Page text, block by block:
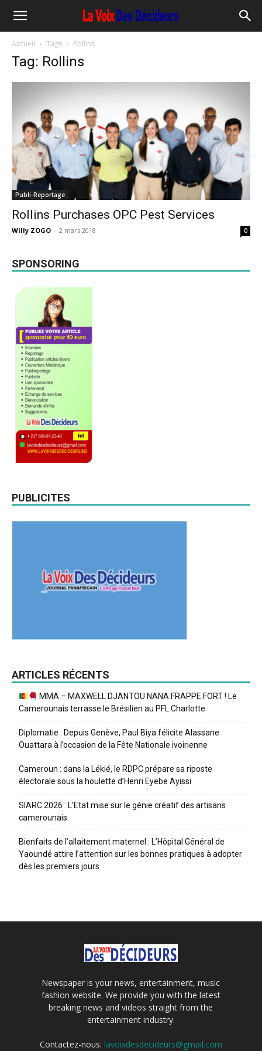
Accueil Tags Rollins
Tag: Rollins
Publi-Reportage
Rollins Purchases OPC Pest Services
Willy ZOGO - 2 mars 2018 0
SPONSORING
PUBLICITES
ARTICLES RÉCENTS
MMA – MAXWELL DJANTOU NANA FRAPPE FORT ! Le
Camerounais terrasse le Brésilien au PFL Charlotte
Diplomatie : Depuis Genève, Paul Biya félicite Alassane
Ouattara à l’occasion de la Fête Nationale ivoirienne
Cameroun : dans la Lékié, le RDPC prépare sa riposte
électorale sous la houlette d’Henri Eyebe Ayissi
SIARC 2026 : L’Etat mise sur le génie créatif des artisans
camerounais
Bienfaits de l’allaitement maternel : L’Hôpital Général de
Yaoundé attire l’attention sur les bonnes pratiques à adopter
dès les premiers jours
Newspaper is your news, entertainment, music
fashion website. We provide you with the latest
breaking news and videos straight from the
entertainment industry.
Contactez-nous: lavoixdesdecideurs@gmail.com